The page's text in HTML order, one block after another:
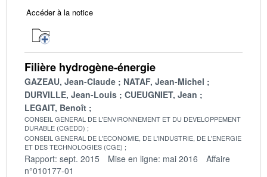
Accéder à la notice
Filière hydrogène-énergie
GAZEAU, Jean-Claude
NATAF, Jean-Michel
DURVILLE, Jean-Louis
CUEUGNIET, Jean
LEGAIT, Benoît
CONSEIL GENERAL DE L'ENVIRONNEMENT ET DU DEVELOPPEMENT
DURABLE (CGEDD)
CONSEIL GENERAL DE L'ECONOMIE, DE L'INDUSTRIE, DE L'ENERGIE
ET DES TECHNOLOGIES (CGE)
Rapport: sept. 2015 Mise en ligne: mai 2016
Affaire
n°010177-01